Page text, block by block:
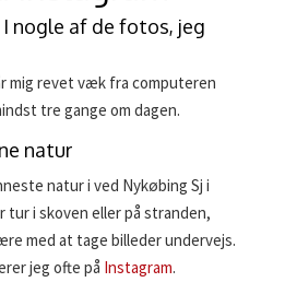
I nogle af de fotos, jeg
mig revet væk fra computeren
tre gange om dagen.
natur
natur i ved Nykøbing Sj i
tur i skoven eller på stranden,
med at tage billeder undervejs.
jeg ofte på Instagram.